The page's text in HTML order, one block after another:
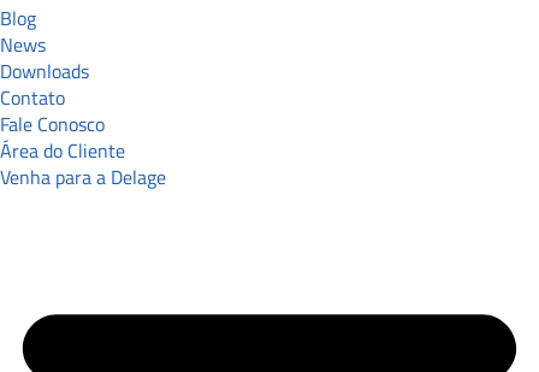
Blog
News
Downloads
Contato
Fale Conosco
Área do Cliente
Venha para a Delage